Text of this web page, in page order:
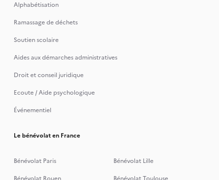
Alphabétisation
Ramassage de déchets
Soutien scolaire
Aides aux démarches administratives
Droit et conseil juridique
Ecoute / Aide psychologique
Événementiel
Le bénévolat en France
Bénévolat Paris
Bénévolat Lille